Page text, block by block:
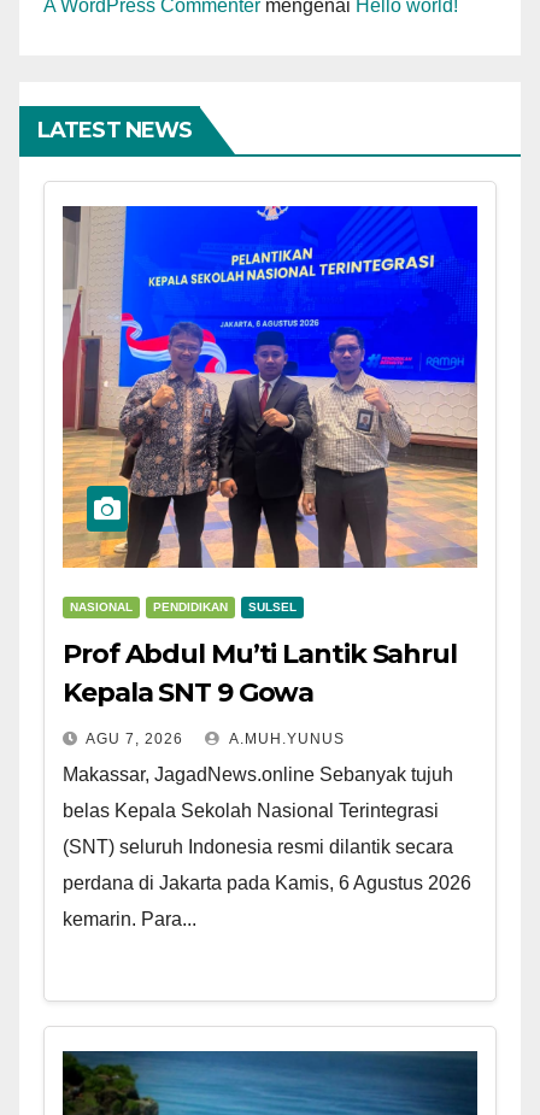
A WordPress Commenter mengenai Hello world!
LATEST NEWS
NASIONAL PENDIDIKAN SULSEL
Prof Abdul Mu’ti Lantik Sahrul
Kepala SNT 9 Gowa
AGU 7, 2026 A.MUH.YUNUS
Makassar, JagadNews.online Sebanyak tujuh
belas Kepala Sekolah Nasional Terintegrasi
(SNT) seluruh Indonesia resmi dilantik secara
perdana di Jakarta pada Kamis, 6 Agustus 2026
kemarin. Para...